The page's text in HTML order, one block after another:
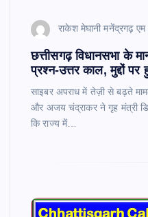
राकेश मेघानी मनेंद्रगढ़ एम
छत्तीसगढ़ विधानसभा के
प्रश्न‑उत्तर काल, मुद्दों
साइबर अपराध में तेज़ी से बढ़ते
और अजय चंद्राकर ने गृह मंत्री
कि राज्य में…